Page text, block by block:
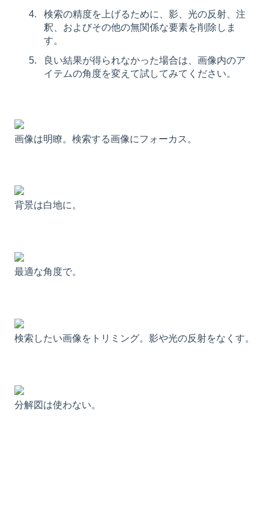
検索の精度を上げるために、影、光の反射、注
釈、およびその他の無関係な要素を削除しま
す。
良い結果が得られなかった場合は、画像内のア
イテムの角度を変えて試してみてください。
画像は明瞭。検索する画像にフォーカス。
背景は白地に。
最適な角度で。
検索したい画像をトリミング。影や光の反射をなくす。
分解図は使わない。